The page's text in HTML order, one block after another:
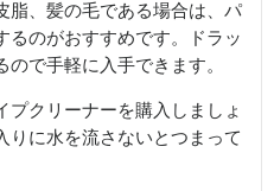
脂、髪の毛である場合は、パ
るのがおすすめです。ドラッ
で手軽に入手できます。
クリーナーを購入しましょ
りに水を流さないとつまって